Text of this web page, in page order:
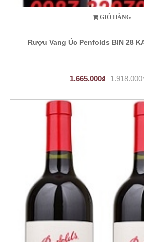
GIỎ HÀNG
Rượu Vang Úc Penfolds BIN 28
1.665.000₫